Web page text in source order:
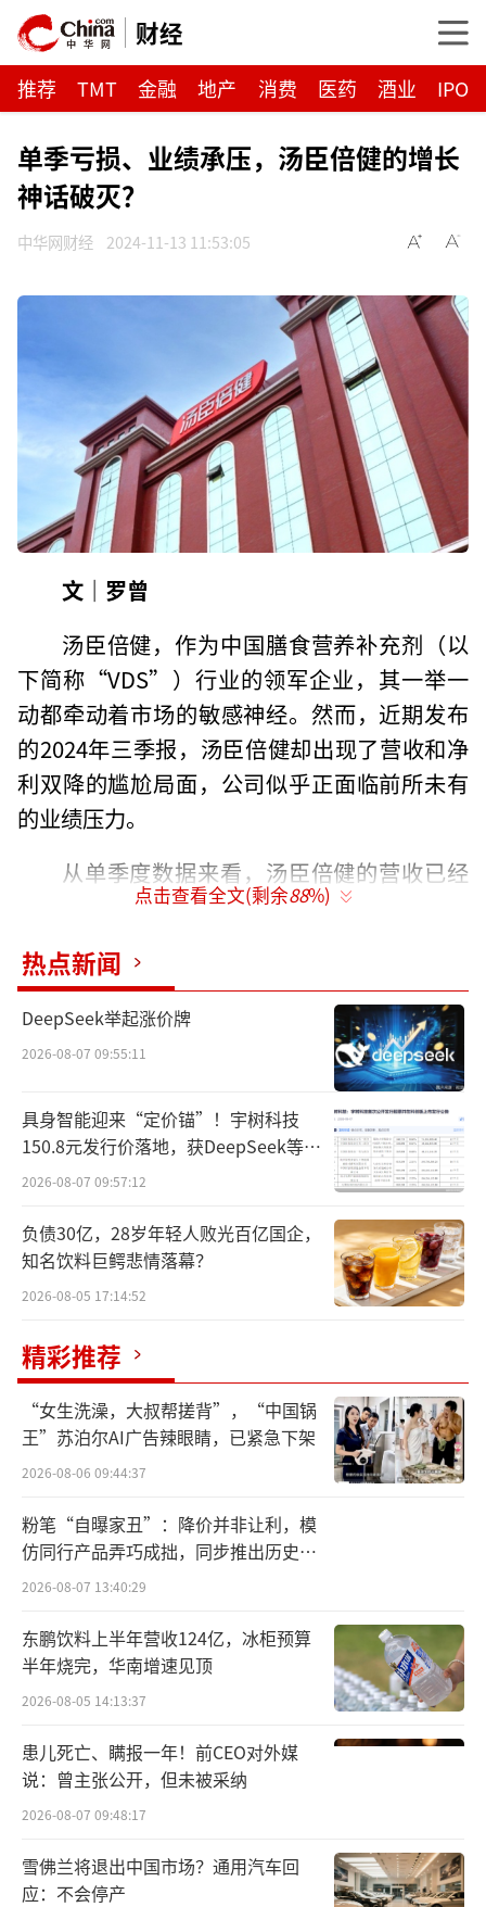
财经
推荐 TMT 金融 地产 消费 医药 酒业 IPO
单季亏损、业绩承压，汤臣倍健的增长
神话破灭？
中华网财经 2024-11-13 11:53:05
文｜罗曾
汤臣倍健，作为中国膳食营养补充剂（以
下简称“VDS”）行业的领军企业，其一举一
动都牵动着市场的敏感神经。然而，近期发布
的2024年三季报，汤臣倍健却出现了营收和净
利双降的尴尬局面，公司似乎正面临前所未有
的业绩压力。
从单季度数据来看，汤臣倍健的营收已经
连续四个季度出现负增长，尤其是第三季度，
多收入大幅下滑，多元化发展的新品牌和业务
也未能有效拉动整体业绩增长。与此同时，线
上渠道未能及时“踩中”行业的步伐，线下渠
曾经的行业“执牛耳者”，究竟怎么了？
单季再度亏损，业绩持续承压
从过往三季报来看，在2023年之前，汤臣
倍健的业绩一直保持着双位数增长的稳健发展
态势。然而，直至2023年第四季度，公司营收
开始出现下滑趋势，进入2024年，这一趋势并
未得到扭转，反而进一步加剧。
最新财报显示，2024年前三季度，汤臣倍
健营收为57.34亿元，较去年同期下降了26.3
过五成，达到54.31%。这是汤臣倍健多年来首
次出现营收和净利润双降的情况，业绩承压的
从单季度数据来看，汤臣倍健的营收已经
连续四个季度出现负增长。尤其是今年第三季
度，除营收同比下降48.76%外，公司归母净利
润、扣非净利润也分别下降了106.3%、107.0
2%，且归母净利润和扣非净利润均转为负值，
倍健单季再次陷入亏损困境。
点击查看全文(剩余88%)
热点新闻
DeepSeek举起涨价牌
2026-08-07 09:55:11
具身智能迎来“定价锚”！宇树科技
150.8元发行价落地，获DeepSeek等豪
华战配加持
2026-08-07 09:57:12
负债30亿，28岁年轻人败光百亿国企，
知名饮料巨鳄悲情落幕？
2026-08-05 17:14:52
精彩推荐
“女生洗澡，大叔帮搓背”，“中国锅
王”苏泊尔AI广告辣眼睛，已紧急下架
2026-08-06 09:44:37
粉笔“自曝家丑”：降价并非让利，模
仿同行产品弄巧成拙，同步推出历史学
员退费方案
2026-08-07 13:40:29
东鹏饮料上半年营收124亿，冰柜预算
半年烧完，华南增速见顶
2026-08-05 14:13:37
患儿死亡、瞒报一年！前CEO对外媒
说：曾主张公开，但未被采纳
2026-08-07 09:48:17
雪佛兰将退出中国市场？通用汽车回
应：不会停产